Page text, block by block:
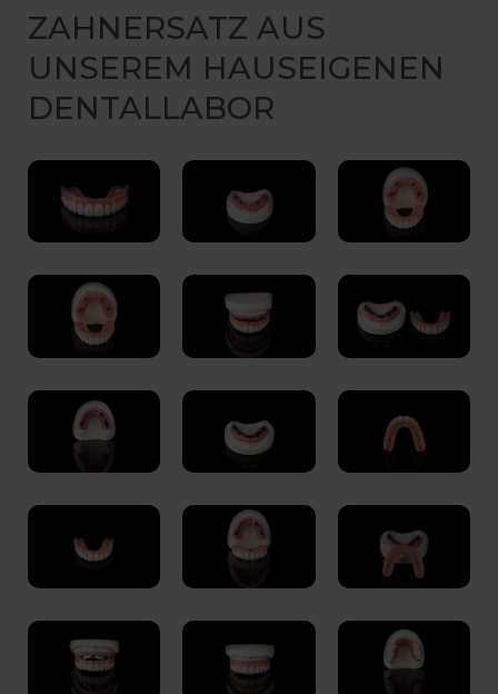
ZAHNERSATZ AUS
UNSEREM HAUSEIGENEN
DENTALLABOR